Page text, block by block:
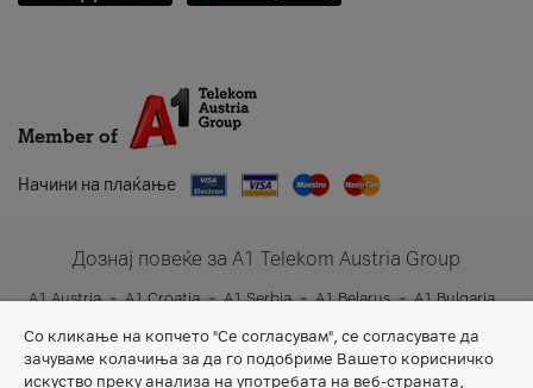
Member of
Начини на плаќање
Дознај повеќе за A1 Telekom Austria Group
A1 Austria A1 Croatia A1 Serbia A1 Belarus
A1 Bulgaria
Со кликање на копчето "Се согласувам", се согласувате да
зачуваме колачиња за да го подобриме Вашето корисничко
искуство преку анализа на употребата на веб-страната,